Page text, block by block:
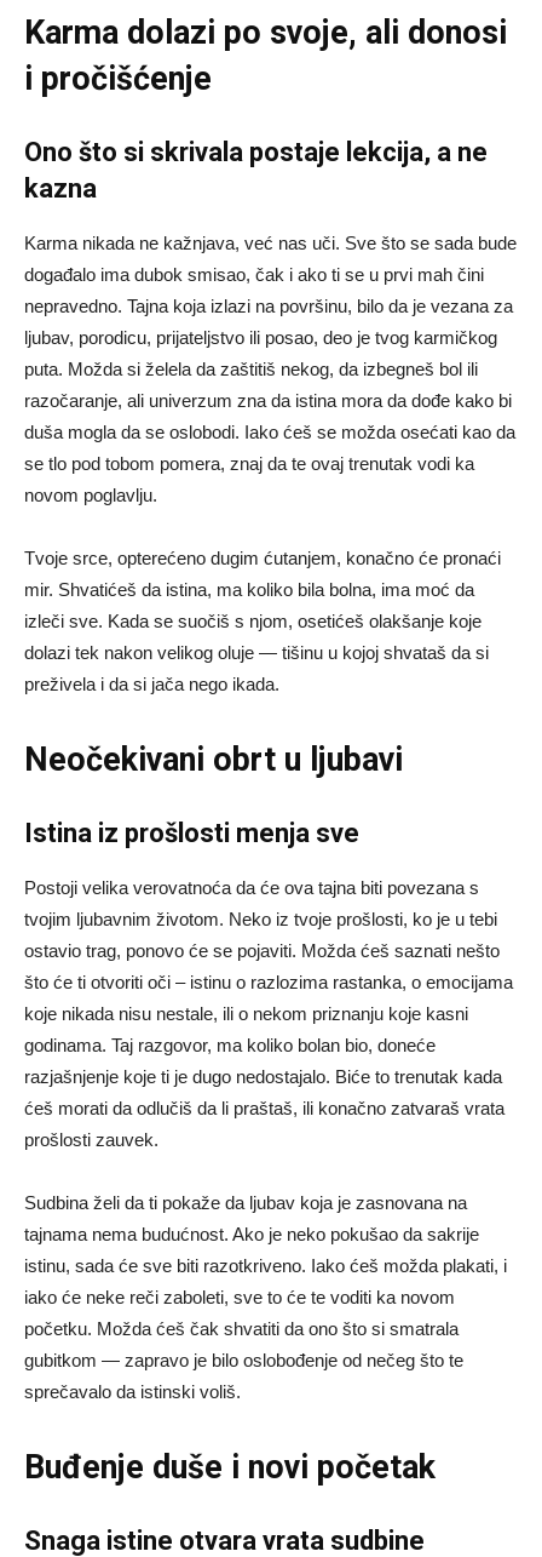
Karma dolazi po svoje, ali donosi
i pročišćenje
Ono što si skrivala postaje lekcija, a ne
kazna
Karma nikada ne kažnjava, već nas uči. Sve što se sada bude
događalo ima dubok smisao, čak i ako ti se u prvi mah čini
nepravedno. Tajna koja izlazi na površinu, bilo da je vezana za
ljubav, porodicu, prijateljstvo ili posao, deo je tvog karmičkog
puta. Možda si želela da zaštitiš nekog, da izbegneš bol ili
razočaranje, ali univerzum zna da istina mora da dođe kako bi
duša mogla da se oslobodi. Iako ćeš se možda osećati kao da
se tlo pod tobom pomera, znaj da te ovaj trenutak vodi ka
novom poglavlju.
Tvoje srce, opterećeno dugim ćutanjem, konačno će pronaći
mir. Shvatićeš da istina, ma koliko bila bolna, ima moć da
izleči sve. Kada se suočiš s njom, osetićeš olakšanje koje
dolazi tek nakon velikog oluje — tišinu u kojoj shvataš da si
preživela i da si jača nego ikada.
Neočekivani obrt u ljubavi
Istina iz prošlosti menja sve
Postoji velika verovatnoća da će ova tajna biti povezana s
tvojim ljubavnim životom. Neko iz tvoje prošlosti, ko je u tebi
ostavio trag, ponovo će se pojaviti. Možda ćeš saznati nešto
što će ti otvoriti oči – istinu o razlozima rastanka, o emocijama
koje nikada nisu nestale, ili o nekom priznanju koje kasni
godinama. Taj razgovor, ma koliko bolan bio, doneće
razjašnjenje koje ti je dugo nedostajalo. Biće to trenutak kada
ćeš morati da odlučiš da li praštaš, ili konačno zatvaraš vrata
prošlosti zauvek.
Sudbina želi da ti pokaže da ljubav koja je zasnovana na
tajnama nema budućnost. Ako je neko pokušao da sakrije
istinu, sada će sve biti razotkriveno. Iako ćeš možda plakati, i
iako će neke reči zaboleti, sve to će te voditi ka novom
početku. Možda ćeš čak shvatiti da ono što si smatrala
gubitkom — zapravo je bilo oslobođenje od nečeg što te
sprečavalo da istinski voliš.
Buđenje duše i novi početak
Snaga istine otvara vrata sudbine